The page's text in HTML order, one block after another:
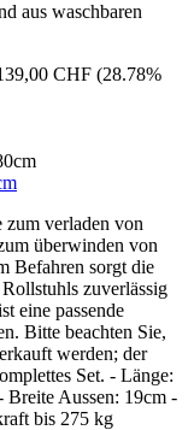
aus waschbaren
CHF (28.78%
zum verladen von
überwinden von
Befahren sorgt die
zuverlässig
eine passende
Bitte beachten Sie,
werden; der
Set. - Länge:
Breite Aussen: 19cm -
bis 275 kg